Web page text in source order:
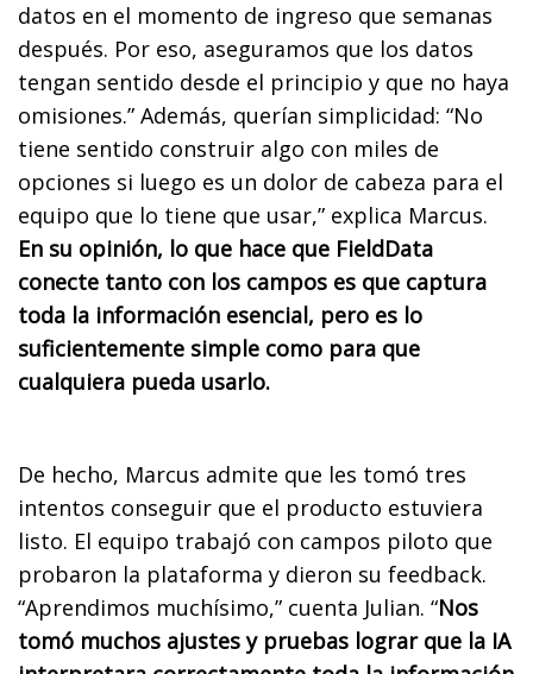
datos en el momento de ingreso que semanas
después. Por eso, aseguramos que los datos
tengan sentido desde el principio y que no haya
omisiones.” Además, querían simplicidad: “No
tiene sentido construir algo con miles de
opciones si luego es un dolor de cabeza para el
equipo que lo tiene que usar,” explica Marcus.
En su opinión, lo que hace que FieldData
conecte tanto con los campos es que captura
toda la información esencial, pero es lo
suficientemente simple como para que
cualquiera pueda usarlo.
De hecho, Marcus admite que les tomó tres
intentos conseguir que el producto estuviera
listo. El equipo trabajó con campos piloto que
probaron la plataforma y dieron su feedback.
“Aprendimos muchísimo,” cuenta Julian. “Nos
tomó muchos ajustes y pruebas lograr que la IA